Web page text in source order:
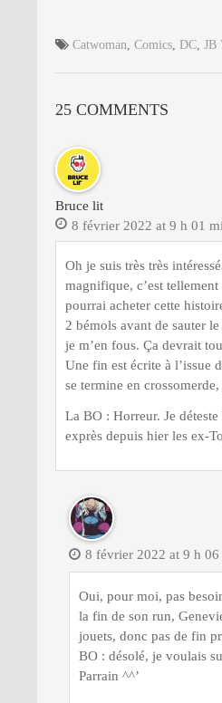
Catwoman Comics DC JB
25 COMMENTS
Bruce lit
8 février 2022 at 9 h 01
Oh je suis très très
magnifique, c’est
pourrai acheter cette
2 bémols avant de sauter
je m’en fous. Ça devrait
Une fin est écrite à l’issue
se termine en crossomerde,
La BO : Horreur. Je
exprès depuis hier les ex-
8 février 2022 at 9 h 06
Oui, pour moi, pas
la fin de son run,
jouets, donc pas de fin
BO : désolé, je voulais
Parrain ^^’